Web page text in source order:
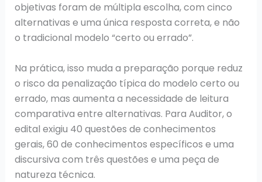
objetivas foram de múltipla escolha, com cinco
alternativas e uma única resposta correta, e não
o tradicional modelo “certo ou errado”.
Na prática, isso muda a preparação porque reduz
o risco da penalização típica do modelo certo ou
errado, mas aumenta a necessidade de leitura
comparativa entre alternativas. Para Auditor, o
edital exigiu 40 questões de conhecimentos
gerais, 60 de conhecimentos específicos e uma
discursiva com três questões e uma peça de
natureza técnica.